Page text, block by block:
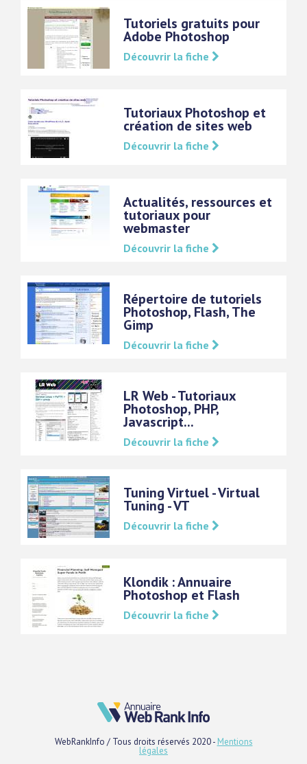
Tutoriels gratuits pour
Adobe Photoshop
Découvrir la fiche
Tutoriaux Photoshop et
création de sites web
Découvrir la fiche
Actualités, ressources et
tutoriaux pour
webmaster
Découvrir la fiche
Répertoire de tutoriels
Photoshop, Flash, The
Gimp
Découvrir la fiche
LR Web - Tutoriaux
Photoshop, PHP,
Javascript...
Découvrir la fiche
Tuning Virtuel - Virtual
Tuning - VT
Découvrir la fiche
Klondik : Annuaire
Photoshop et Flash
Découvrir la fiche
WebRankInfo / Tous droits réservés 2020 - Mentions
légales